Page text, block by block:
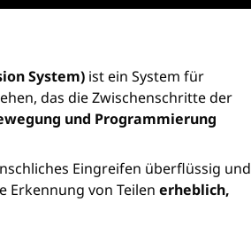
System) ist ein System für
das die Zwischenschritte der
und Programmierung
Eingreifen überflüssig und
Erkennung von Teilen erheblich,